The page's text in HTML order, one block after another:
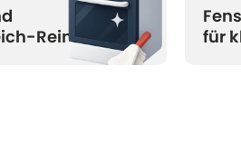
Reinigung
für